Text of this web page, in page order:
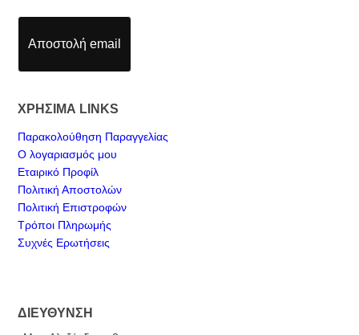
Αποστολή email
ΧΡΗΣΙΜΑ LINKS
Παρακολούθηση Παραγγελίας
Ο λογαριασμός μου
Εταιρικό Προφίλ
Πολιτική Αποστολών
Πολιτική Επιστροφών
Τρόποι Πληρωμής
Συχνές Ερωτήσεις
ΔΙΕΥΘΥΝΣΗ